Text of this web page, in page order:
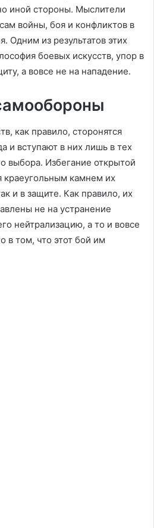
иной стороны. Мыслители
войны, боя и конфликтов в
Одним из результатов этих
боевых искусств, упор в
а вовсе не на нападение.
как правило, сторонятся
и вступают в них лишь в тех
выбора. Избегание открытой
краеугольным камнем их
и в защите. Как правило, их
не на устранение
нейтрализацию, а то и вовсе
в том, что этот бой им